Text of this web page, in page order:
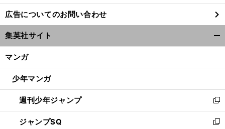
し
い
ウ
ィ
ン
ウ
開
く
広告についてのお問い合わせ
集英社サイト
マンガ
少年マンガ
週刊少年ジャンプ
新
し
い
ジャンプSQ
新